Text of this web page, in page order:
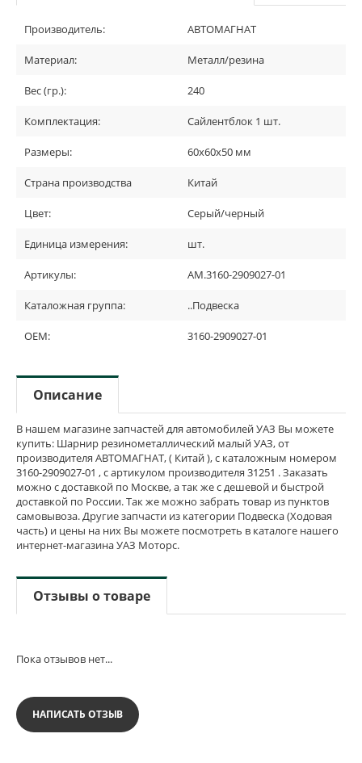
Производитель: АВТОМАГНАТ
Материал: Металл/резина
Вес (гр.): 240
Комплектация: Сайлентблок 1 шт.
Размеры: 60х60х50 мм
Страна производства Китай
Цвет: Серый/черный
Единица измерения: шт.
Артикулы: АМ.3160-2909027-01
Каталожная группа: ..Подвеска
OEM: 3160-2909027-01
Описание
В нашем магазине запчастей для автомобилей УАЗ Вы можете
купить: Шарнир резинометаллический малый УАЗ, от
производителя АВТОМАГНАТ, ( Китай ), с каталожным номером
3160-2909027-01 , с артикулом производителя 31251 . Заказать
можно с доставкой по Москве, а так же с дешевой и быстрой
доставкой по России. Так же можно забрать товар из пунктов
самовывоза. Другие запчасти из категории Подвеска (Ходовая
часть) и цены на них Вы можете посмотреть в каталоге нашего
интернет-магазина УАЗ Моторс.
Отзывы о товаре
Пока отзывов нет...
НАПИСАТЬ ОТЗЫВ